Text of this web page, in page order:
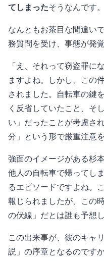
てしまったそうなんです。
なんともお茶目な間違い
務質問を受け、事態が発覚
「え、それって窃盗罪に
ますよね。しかし、この
されました。自転車の鍵
く反省していたこと、そ
い」だったことが考慮さ
分」という形で厳重注意
強面のイメージがある杉
他人の自転車で帰ってし
るエピソードですよね。
報じられましたが、この
の伏線」だとは誰も予想
この出来事が、彼のキャ
説」の序章となるのです